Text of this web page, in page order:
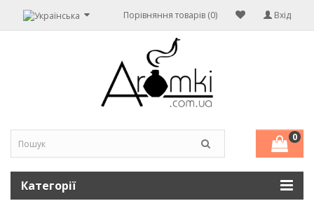
Вхід
Порівняння товарів (0)
0
Категорії